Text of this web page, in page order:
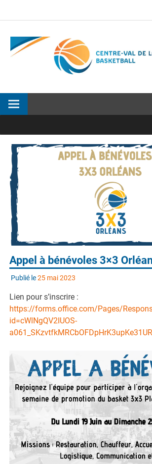
Appel à bénévoles 3×3
Publié le25 mai 2023
Lien pour s’inscrire :
https://forms.office.com/Pages/
id=cWlNgQV2IUOS-